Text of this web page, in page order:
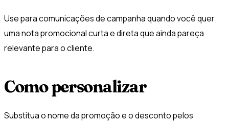
Use para comunicações de campanha quando você quer
uma nota promocional curta e direta que ainda pareça
relevante para o cliente.
Como personalizar
Substitua o nome da promoção e o desconto pelos